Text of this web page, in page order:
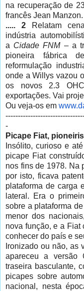
na recuperação de
francês Jean Manzon.
..... 2 Relatam
indústria
a Cidade FNM – a
pioneira fábrica
reformulação
onde a Willys vazou
os novos 2.3
exportações. Vai
Ou veja-os em
-
Picape Fiat,
Insólito, curioso e
picape Fiat
nos fins de 1978. Na
por isto, ficava
plataforma de carga
lateral. Era o
sobre a plataforma
menor dos
nova função, e a Fiat
conhecer do país e
Ironizado ou não, as
apareceu a versão
traseira basculante,
picapes sobre
nacional, nesta